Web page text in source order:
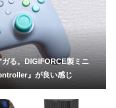
る。DIGIFORCE製ミニ
』が良い感じ